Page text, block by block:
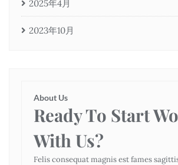
2025年4月
2023年10月
About Us
Ready To Start
With Us?
Felis consequat magnis est fames